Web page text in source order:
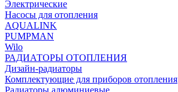
Электрические
Насосы для отопления
AQUALINK
PUMPMAN
Wilo
РАДИАТОРЫ ОТОПЛЕНИЯ
Дизайн-радиаторы
Комплектующие для приборов отопления
Радиаторы алюминиевые